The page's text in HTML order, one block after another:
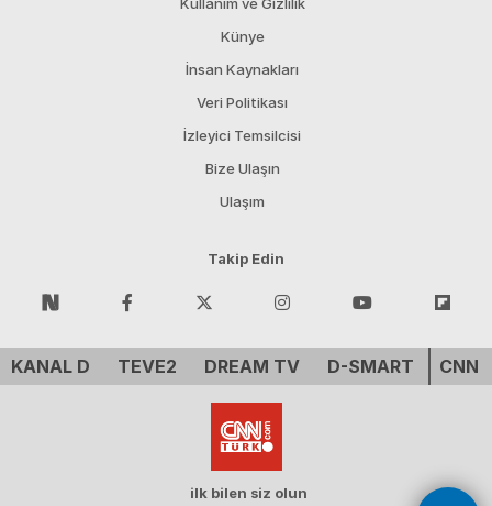
Kullanım ve Gizlilik
Künye
İnsan Kaynakları
Veri Politikası
İzleyici Temsilcisi
Bize Ulaşın
Ulaşım
Takip Edin
KANAL D TEVE2 DREAM TV D-SMART CNN
ilk bilen siz olun